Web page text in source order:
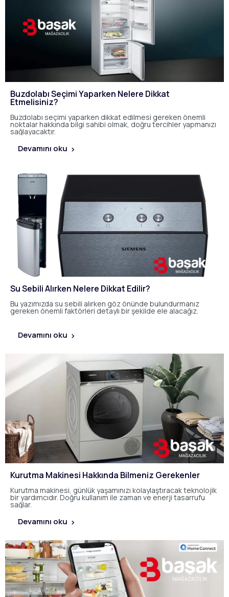
Buzdolabı Seçimi Yaparken Nelere Dikkat
Etmelisiniz?
Buzdolabı seçimi yaparken dikkat edilmesi gereken önemli
noktalar hakkında bilgi sahibi olmak, doğru tercihler yapmanızı
sağlayacaktır.
Devamını oku
Su Sebili Alırken Nelere Dikkat Edilir?
Bu yazımızda su sebili alırken göz önünde bulundurmanız
gereken önemli faktörleri detaylı bir şekilde ele alacağız.
Devamını oku
Kurutma Makinesi Hakkında Bilmeniz Gerekenler
Kurutma makinesi, günlük yaşamınızı kolaylaştıracak teknolojik
bir yardımcıdır. Doğru kullanım ile zaman ve enerji tasarrufu
sağlar.
Devamını oku